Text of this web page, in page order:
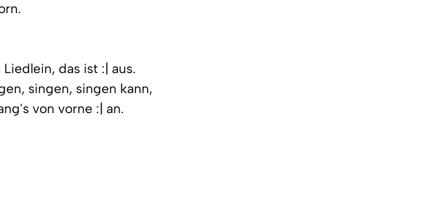
Liedlein, das ist :| aus.
singen, singen kann,
von vorne :| an.